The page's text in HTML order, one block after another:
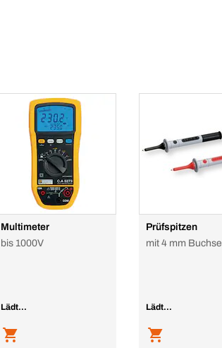
Multimeter
bis 1000V
Lädt...
Prüfspitzen
mit 4 mm Buchse
Lädt...